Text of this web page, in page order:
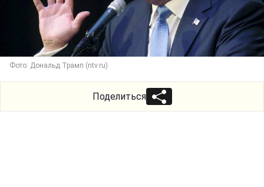
Фото: Дональд Трамп (ntv.ru)
Поделиться